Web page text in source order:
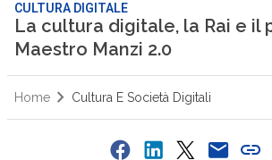
CULTURA DIGITALE
La cultura digitale, la Rai e il
Maestro Manzi 2.0
Home Cultura E Società Digitali